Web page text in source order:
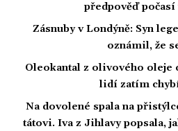
předpověď
Zásnuby v Londýně: Syn
oznámil, že
Oleokantal z olivového oleje
lidí zatím
Na dovolené spala na
tátovi. Iva z Jihlavy popsala,